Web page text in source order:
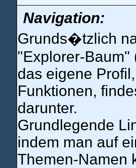
Navigation:
Grunds�tzlich
"Explorer-Baum"
das eigene
Funktionen,
darunter.
Grundlegende
indem man auf
Themen-Namen